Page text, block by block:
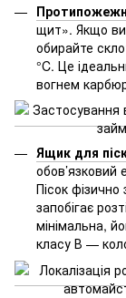
щит». Якщо
обирайте
°C. Це
вогнем
Ящик для
обов’язковий
Пісок
запобігає
мінімальна,
класу В —